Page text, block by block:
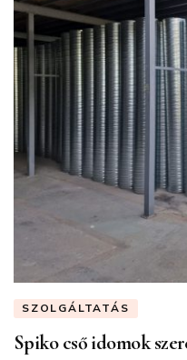
SZOLGÁLTATÁS
Spiko cső idomok